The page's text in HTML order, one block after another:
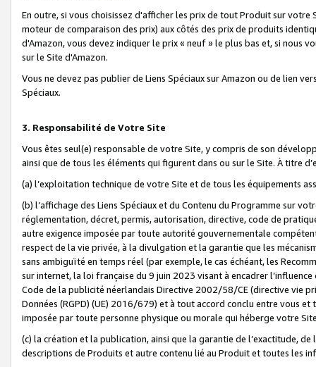
En outre, si vous choisissez d'afficher les prix de tout Produit sur
moteur de comparaison des prix) aux côtés des prix de produits
d'Amazon, vous devez indiquer le prix « neuf » le plus bas et, si nous
sur le Site d'Amazon.
Vous ne devez pas publier de Liens Spéciaux sur Amazon ou de lien
Spéciaux.
3. Responsabilité de Votre Site
Vous êtes seul(e) responsable de votre Site, y compris de son
ainsi que de tous les éléments qui figurent dans ou sur le Site. À titre
(a) l’exploitation technique de votre Site et de tous les équipements
(b) l’affichage des Liens Spéciaux et du Contenu du Programme sur
réglementation, décret, permis, autorisation, directive, code de
autre exigence imposée par toute autorité gouvernementale
respect de la vie privée, à la divulgation et la garantie que les
sans ambiguïté en temps réel (par exemple, le cas échéant, les
sur internet, la loi française du 9 juin 2023 visant à encadrer
Code de la publicité néerlandais Directive 2002/58/CE (directive vie
Données (RGPD) (UE) 2016/679) et à tout accord conclu entre vous
imposée par toute personne physique ou morale qui héberge votre
(c) la création et la publication, ainsi que la garantie de l’exactitude,
descriptions de Produits et autre contenu lié au Produit et toutes les